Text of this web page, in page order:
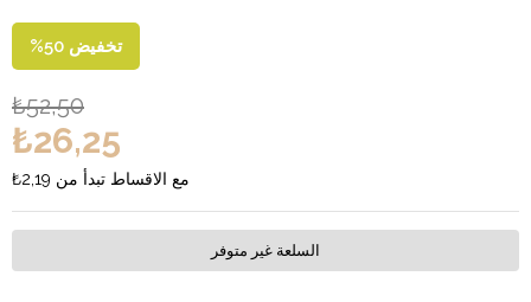
%50 تخفيض
₺52,50
₺26,25
₺2,19 مع الاقساط تبدأ من
السلعة غير متوفر